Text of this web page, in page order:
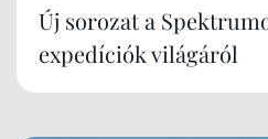
Új sorozat a
expedíciók világáról